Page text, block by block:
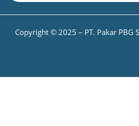
Copyright © 2025 – PT. Pakar PBG